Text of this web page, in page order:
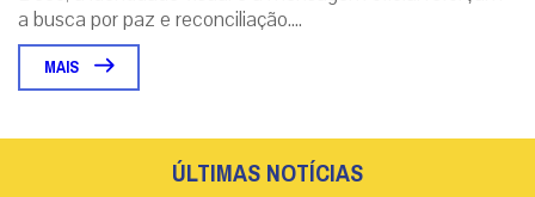
a busca por paz e reconciliação....
MAIS
ÚLTIMAS NOTÍCIAS